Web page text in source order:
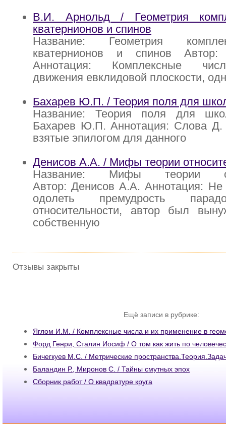
В.И. Арнольд / Геометрия
кватернионов и спинов
Название: Геометрия
кватернионов и спинов
Аннотация: Комплексные
движения евклидовой плоскости,
Бахарев Ю.П. / Теория поля для
Название: Теория поля для
Бахарев Ю.П. Аннотация: Слова
взятые эпилогом для данного
Денисов А.А. / Мифы теории
Название: Мифы теории
Автор: Денисов А.А. Аннотация:
одолеть премудрость
относительности, автор был
собственную
Отзывы закрыты
Ещё записи в рубрике:
Яглом И.М. / Комплексные числа и их применение в
Форд Генри, Сталин Иосиф / О том как жить по
Бичегкуев М.С. / Метрические
Баландин Р., Миронов С. / Тайны смутных эпох
Сборник работ / О квадратуре круга